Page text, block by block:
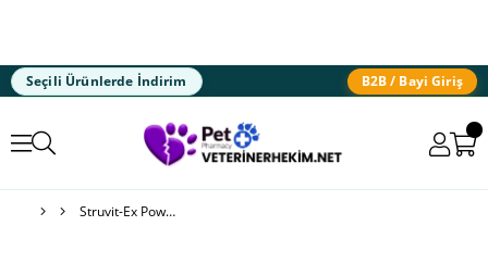
Seçili Ürünlerde İndirim B2B / Bayi Giriş
Struvit-Ex Powder® Kedi İdrar Yolu Desteği